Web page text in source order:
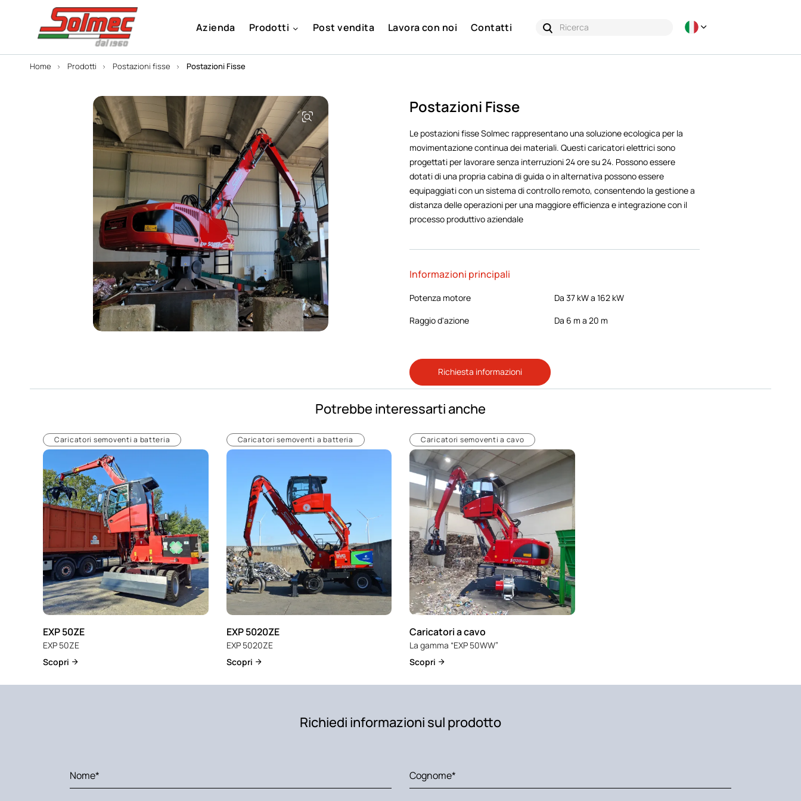
Azienda Prodotti Post vendita Lavora con noi Contatti
Home Prodotti Postazioni fisse Postazioni Fisse
Postazioni Fisse
Le postazioni fisse Solmec rappresentano una soluzione ecologica per la
movimentazione continua dei materiali. Questi caricatori elettrici sono
progettati per lavorare senza interruzioni 24 ore su 24. Possono essere
dotati di una propria cabina di guida o in alternativa possono essere
equipaggiati con un sistema di controllo remoto, consentendo la gestione a
distanza delle operazioni per una maggiore efficienza e integrazione con il
processo produttivo aziendale
Informazioni principali
Potenza motore
Da 37 kW a 162 kW
Raggio d'azione
Da 6 m a 20 m
Richiesta informazioni
Potrebbe interessarti anche
Caricatori semoventi a batteria
EXP 50ZE
EXP 50ZE
Scopri
Caricatori semoventi a batteria
EXP 5020ZE
EXP 5020ZE
Scopri
Caricatori semoventi a cavo
Caricatori a cavo
La gamma “EXP 50WW”
Scopri
Richiedi informazioni sul prodotto